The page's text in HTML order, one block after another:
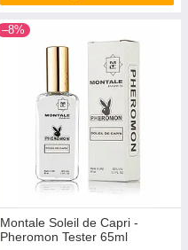
–8%
Montale Soleil de Capri -
Pheromon Tester 65ml